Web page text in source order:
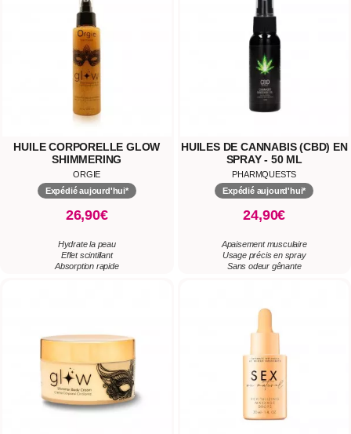
HUILE CORPORELLE GLOW
SHIMMERING
ORGIE
Expédié aujourd'hui*
26,90€
Hydrate la peau
Effet scintillant
Absorption rapide
HUILES DE CANNABIS (CBD) EN
SPRAY - 50 ML
PHARMQUESTS
Expédié aujourd'hui*
24,90€
Apaisement musculaire
Usage précis en spray
Sans odeur gênante